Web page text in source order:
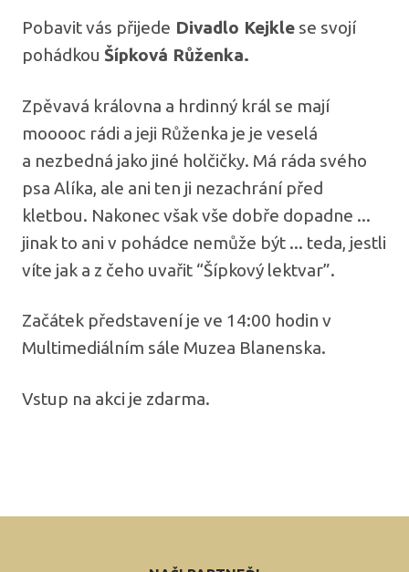
Pobavit vás přijede Divadlo Kejkle se svojí
pohádkou Šípková Růženka.
Zpěvavá královna a hrdinný král se mají
mooooc rádi a jeji Růženka je je veselá
a nezbedná jako jiné holčičky. Má ráda svého
psa Alíka, ale ani ten ji nezachrání před
kletbou. Nakonec však vše dobře dopadne ...
jinak to ani v pohádce nemůže být ... teda, jestli
víte jak a z čeho uvařit “Šípkový lektvar”.
Začátek představení je ve 14:00 hodin v
Multimediálním sále Muzea Blanenska.
Vstup na akci je zdarma.